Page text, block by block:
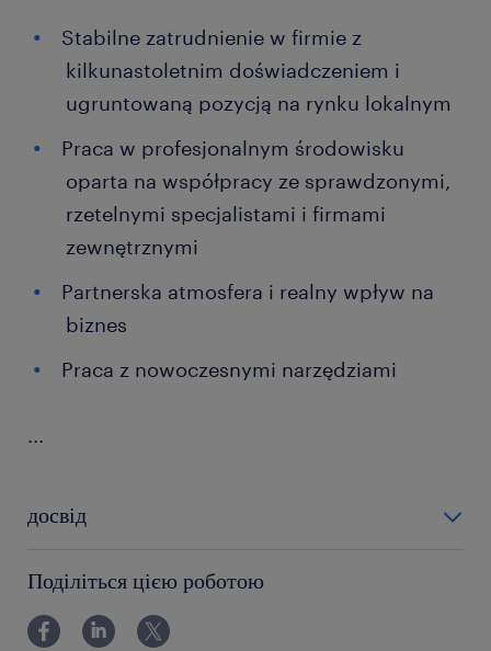
Stabilne zatrudnienie w firmie z
kilkunastoletnim doświadczeniem i
ugruntowaną pozycją na rynku lokalnym
Praca w profesjonalnym środowisku
oparta na współpracy ze sprawdzonymi,
rzetelnymi specjalistami i firmami
zewnętrznymi
Partnerska atmosfera i realny wpływ na
biznes
Praca z nowoczesnymi narzędziami
...
досвід
Поділіться цією роботою